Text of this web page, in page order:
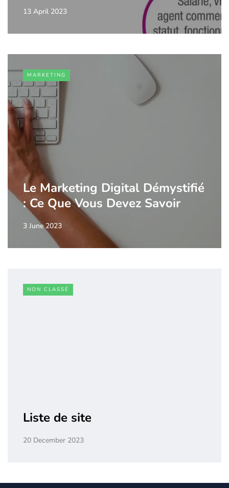
13 April 2023
MARKETING
Le Marketing Digital Démystifié
: Ce Que Vous Devez Savoir
3 June 2023
NON CLASSÉ
Liste de site
20 December 2023